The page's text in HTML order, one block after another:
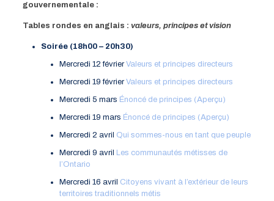
gouvernementale :
Tables rondes en anglais : valeurs, principes et vision
Soirée (18h00 – 20h30)
Mercredi 12 févrierValeurs et principes directeurs
Mercredi 19 févrierValeurs et principes directeurs
Mercredi 5 mars Énoncé de principes (Aperçu)
Mercredi 19 mars Énoncé de principes (Aperçu)
Mercredi 2 avril Qui sommes-nous en tant que peuple
Mercredi 9 avril
Les communautés métisses de
l’Ontario
Mercredi 16 avril Citoyens vivant à l’extérieur de leurs
territoires traditionnels métis